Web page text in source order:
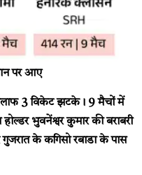
पर आए
3 विकेट झटके। 9 मैचों में
भुवनेंश्वर कुमार की बराबरी
के कगिसो रबाडा के पास